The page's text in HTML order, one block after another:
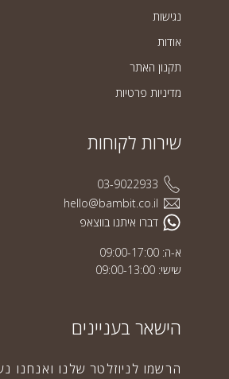
נגישות
אודות
תקנון האתר
מדיניות פרטיות
שירות לקוחות
03-9022933
hello@bambit.co.il
דברו איתנו בווצאפ
א-ה: 09:00-17:00
שישי: 09:00-13:00
הישאר בעניינים
הרשמו לניוזלטר שלנו ואנחנו